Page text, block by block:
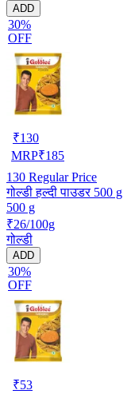
ADD
30%
OFF
₹130
MRP₹185
130 Regular Price
गोल्डी हल्दी पाउडर 500 g
500 g
₹26/100g
गोल्डी
ADD
30%
OFF
₹53